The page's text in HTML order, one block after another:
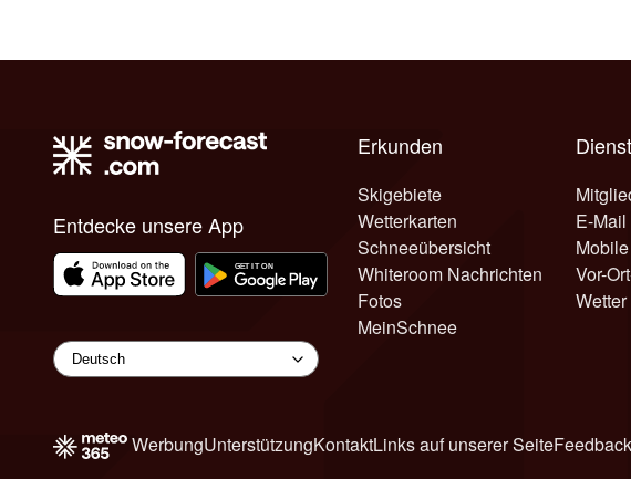
Entdecke unsere App
Erkunden
Skigebiete
Wetterkarten
Schneeübersicht
Whiteroom Nachrichten
Fotos
MeinSchnee
E-
Vor-
WerbungUnterstützungKontaktLinks auf unserer SeiteFeedback